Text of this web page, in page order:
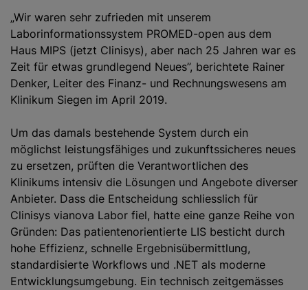
„Wir waren sehr zufrieden mit unserem
Laborinformationssystem PROMED-open aus dem
Haus MIPS (jetzt Clinisys), aber nach 25 Jahren war es
Zeit für etwas grundlegend Neues”, berichtete Rainer
Denker, Leiter des Finanz- und Rechnungswesens am
Klinikum Siegen im April 2019.
Um das damals bestehende System durch ein
möglichst leistungsfähiges und zukunftssicheres neues
zu ersetzen, prüften die Verantwortlichen des
Klinikums intensiv die Lösungen und Angebote diverser
Anbieter. Dass die Entscheidung schliesslich für
Clinisys vianova Labor fiel, hatte eine ganze Reihe von
Gründen: Das patientenorientierte LIS besticht durch
hohe Effizienz, schnelle Ergebnisübermittlung,
standardisierte Workflows und .NET als moderne
Entwicklungsumgebung. Ein technisch zeitgemässes